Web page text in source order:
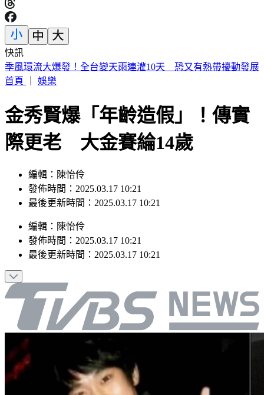
快訊
控毒油案圖利廠商 國民黨「絕食4青年」告發卓榮泰4官員
首頁
娛樂
金秀賢爆「年齡造假」！傳實
際更老 大金賽綸14歲
編輯：陳怡伶
發佈時間：2025.03.17 10:21
最後更新時間：2025.03.17 10:21
編輯 ： 陳怡伶
發佈時間： 2025.03.17 10:21
最後更新時間： 2025.03.17 10:21